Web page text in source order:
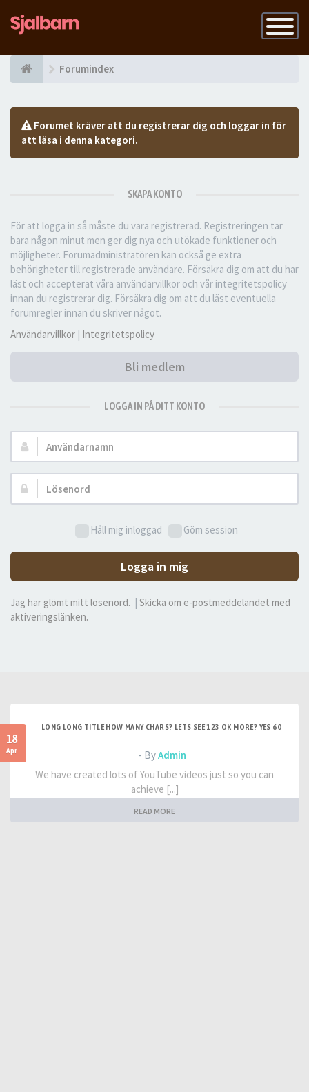
Slå
på
Forumindex
Forumet kräver att du registrerar dig och loggar in för
att läsa i denna kategori.
SKAPA KONTO
För att logga in så måste du vara registrerad. Registreringen tar
bara någon minut men ger dig nya och utökade funktioner och
möjligheter. Forumadministratören kan också ge extra
behörigheter till registrerade användare. Försäkra dig om att du har
läst och accepterat våra användarvillkor och vår integritetspolicy
innan du registrerar dig. Försäkra dig om att du läst eventuella
forumregler innan du skriver något.
Användarvillkor | Integritetspolicy
Bli medlem
LOGGA IN PÅ DITT KONTO
Användarnamn:
Lösenord:
Håll mig inloggad Göm session
Logga in mig
Jag har glömt mitt lösenord.
Skicka om e-postmeddelandet med
aktiveringslänken.
18
Apr
LONG LONG TITLE HOW MANY CHARS? LETS SEE 123 OK MORE? YES 60
- ByAdmin
We have created lots of YouTube videos just so you can
achieve [...]
READ MORE